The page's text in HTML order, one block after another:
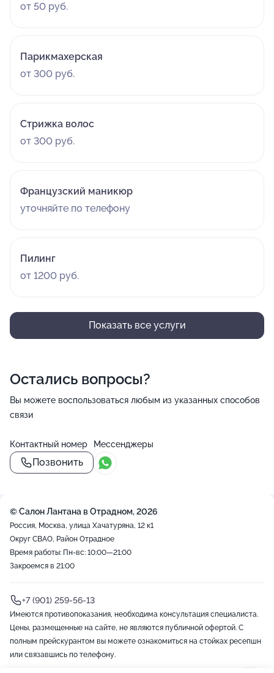
от 50 руб.
Парикмахерская
от 300 руб.
Стрижка волос
от 300 руб.
Французский маникюр
уточняйте по телефону
Пилинг
от 1200 руб.
Показать все услуги
Остались вопросы?
Вы можете воспользоваться любым из указанных способов
связи
Контактный номер
Позвонить
Мессенджеры
© Салон Лантана в Отрадном, 2026
Россия, Москва, улица Хачатуряна, 12 к1
Округ СВАО, Район Отрадное
Время работы: Пн-вс: 10:00—21:00
Закроемся в 21:00
+7 (901) 259-56-13
Имеются противопоказания, необходима консультация специалиста.
Цены, размещенные на сайте, не являются публичной офертой. С
полным прейскурантом вы можете ознакомиться на стойках ресепшн
или связавшись по телефону.